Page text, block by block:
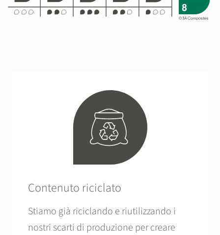
Contenuto riciclato
Stiamo già riciclando e riutilizzando i
nostri scarti di produzione per creare